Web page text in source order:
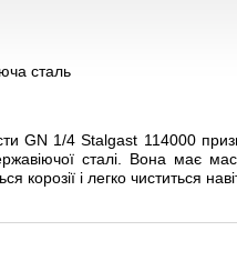
сталь
GN 1/4 Stalgast 114000
сталі. Вона має
корозії і легко чиститься